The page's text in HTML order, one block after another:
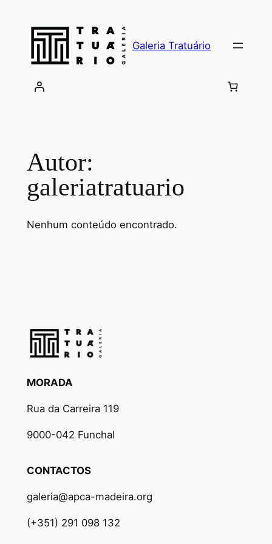
conteúdo
Galeria Tratuário
Autor:
galeriatratuario
Nenhum conteúdo encontrado.
MORADA
Rua da Carreira 119
9000-042 Funchal
CONTACTOS
galeria@apca-madeira.org
(+351) 291 098 132